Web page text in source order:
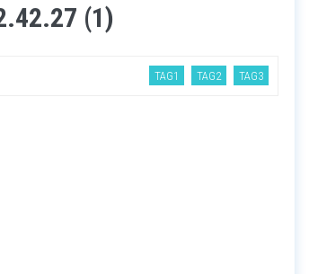
(1)
TAG1 TAG2 TAG3